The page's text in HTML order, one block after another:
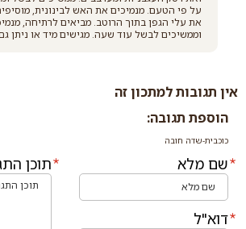
על פי הטעם. מנמיכים את האש לבינונית,
את עלי הגפן בתוך הרוטב. מביאים לרתיחה,
וממשיכים לבשל עוד שעה. מגישים מיד או ניתן
אין תגובות למתכון זה
הוספת תגובה:
כוכבית-שדה חובה
שם מלא
דוא"ל
תוכן